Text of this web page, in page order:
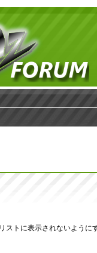
ストに表示されないように